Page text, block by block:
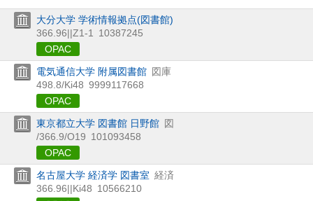
大分大学 学術情報拠点(図書館)
366.96||Z1-1
10387245
OPAC
電気通信大学 附属図書館 図庫
498.8/Ki48 9999117668
OPAC
東京都立大学 図書館 日野館 図
/366.9/O19 101093458
OPAC
名古屋大学 経済学 図書室 経済
366.96||Ki48 10566210